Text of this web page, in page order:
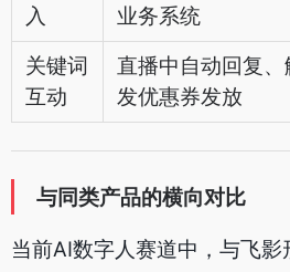
入
业务系统
关键词
互动
直播中自动回复、
发优惠券发放
与同类产品的横向对比
当前AI数字人赛道中，与飞